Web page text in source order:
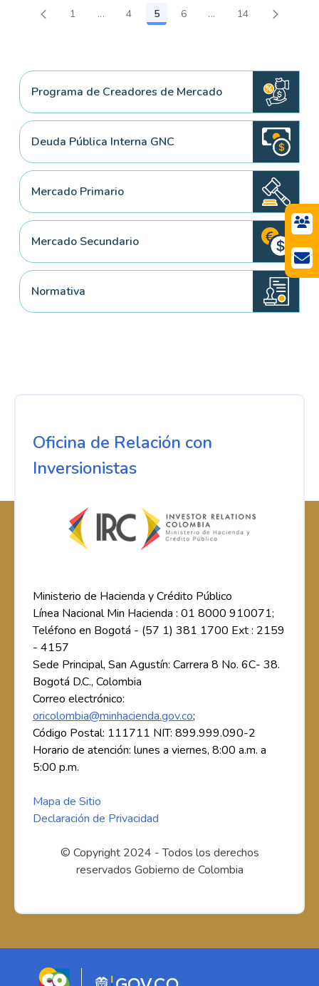
Página
1 ...Páginas intermedias Use TAB para
Página
4 Página
5 Página
6 ...Páginas intermedias
Página
14
Programa de Creadores de Mercado
Deuda Pública Interna GNC
Mercado Primario
Mercado Secundario
Normativa
Oficina de Relación con
Inversionistas
Ministerio de Hacienda y Crédito Público
Línea Nacional Min Hacienda : 01 8000 910071;
Teléfono en Bogotá - (57 1) 381 1700 Ext : 2159
- 4157
Sede Principal, San Agustín: Carrera 8 No. 6C- 38.
Bogotá D.C., Colombia
Correo electrónico:
oricolombia@minhacienda.gov.co;
Código Postal: 111711 NIT: 899.999.090-2
Horario de atención: lunes a viernes, 8:00 a.m. a
5:00 p.m.
Mapa de Sitio
Declaración de Privacidad
© Copyright 2024 - Todos los derechos
reservados Gobierno de Colombia